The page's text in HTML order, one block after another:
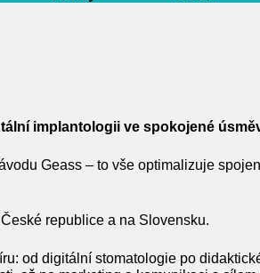
implantologii ve spokojené
Geass – to vše optimalizuje
republice a na Slovensku.
od digitální stomatologie po